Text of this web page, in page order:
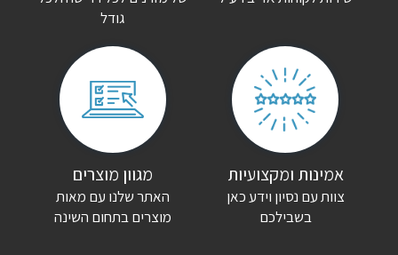
גודל
אמינות ומקצועיות
צוות עם נסיון וידע כאן
בשבילכם
מגוון מוצרים
האתר שלנו עם מאות
מוצרים בתחום השינה